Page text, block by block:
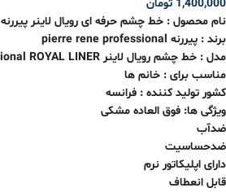
1,400,000 تومان
نام محصول : خط چشم حرفه ای رویال لاینر پیررنه
برند : پیررنه pierre rene professional
مدل : خط چشم رویال لاینر pierre rene professional ROYAL LINER
مناسب برای : خانم ها
کشور تولید کننده : فرانسه
ویژگی ها: فوق العاده مشکی
ضدآب
ضدحساسیت
دارای اپلیکاتور نرم
قابل انعطاف